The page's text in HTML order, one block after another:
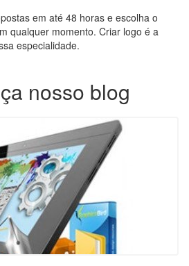
em até 48 horas e escolha o
qualquer momento. Criar logo é a
especialidade.
nosso blog